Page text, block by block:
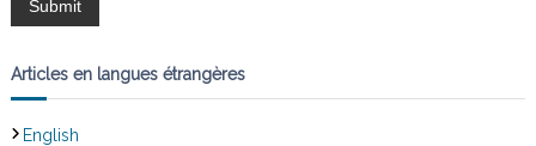
Articles en langues étrangères
English